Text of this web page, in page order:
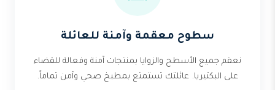
سطوح معقمة وآمنة للعائلة
نعقم جميع الأسطح والزوايا بمنتجات آمنة وفعالة للقضاء
على البكتيريا. عائلتك تستمتع بمطبخ صحي وآمن تماماً.